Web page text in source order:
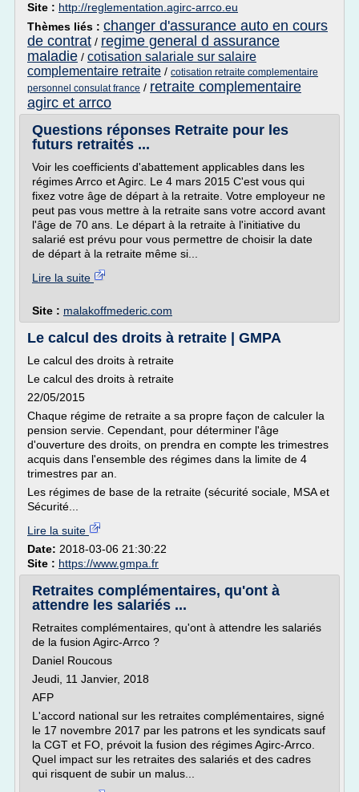
Site : http://reglementation.agirc-arrco.eu
Thèmes liés : changer d'assurance auto en cours
de contrat / regime general d assurance
maladie / cotisation salariale sur salaire
complementaire retraite / cotisation retraite complementaire
personnel consulat france / retraite complementaire
agirc et arrco
Questions réponses Retraite pour les
futurs retraités ...
Voir les coefficients d'abattement applicables dans les
régimes Arrco et Agirc. Le 4 mars 2015 C'est vous qui
fixez votre âge de départ à la retraite. Votre employeur ne
peut pas vous mettre à la retraite sans votre accord avant
l'âge de 70 ans. Le départ à la retraite à l'initiative du
salarié est prévu pour vous permettre de choisir la date
de départ à la retraite même si...
Lire la suite
Site : malakoffmederic.com
Le calcul des droits à retraite | GMPA
Le calcul des droits à retraite
Le calcul des droits à retraite
22/05/2015
Chaque régime de retraite a sa propre façon de calculer la
pension servie. Cependant, pour déterminer l'âge
d'ouverture des droits, on prendra en compte les trimestres
acquis dans l'ensemble des régimes dans la limite de 4
trimestres par an.
Les régimes de base de la retraite (sécurité sociale, MSA et
Sécurité...
Lire la suite
Date: 2018-03-06 21:30:22
Site : https://www.gmpa.fr
Retraites complémentaires, qu'ont à
attendre les salariés ...
Retraites complémentaires, qu'ont à attendre les salariés
de la fusion Agirc-Arrco ?
Daniel Roucous
Jeudi, 11 Janvier, 2018
AFP
L'accord national sur les retraites complémentaires, signé
le 17 novembre 2017 par les patrons et les syndicats sauf
la CGT et FO, prévoit la fusion des régimes Agirc-Arrco.
Quel impact sur les retraites des salariés et des cadres
qui risquent de subir un malus...